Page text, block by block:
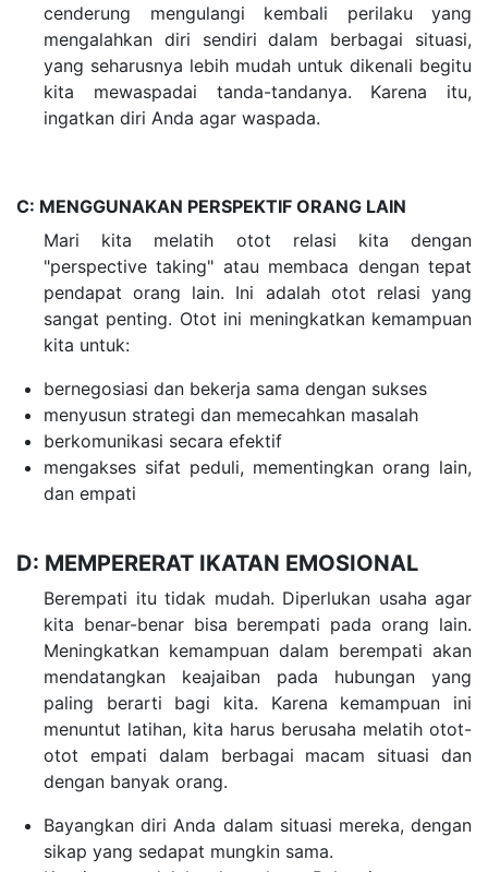
cenderung mengulangi kembali perilaku yang
mengalahkan diri sendiri dalam berbagai situasi,
yang seharusnya lebih mudah untuk dikenali begitu
kita mewaspadai tanda-tandanya. Karena itu,
ingatkan diri Anda agar waspada.
C: MENGGUNAKAN PERSPEKTIF ORANG LAIN
Mari kita melatih otot relasi kita dengan
"perspective taking" atau membaca dengan tepat
pendapat orang lain. Ini adalah otot relasi yang
sangat penting. Otot ini meningkatkan kemampuan
kita untuk:
bernegosiasi dan bekerja sama dengan sukses
menyusun strategi dan memecahkan masalah
berkomunikasi secara efektif
mengakses sifat peduli, mementingkan orang lain,
dan empati
D: MEMPERERAT IKATAN EMOSIONAL
Berempati itu tidak mudah. Diperlukan usaha agar
kita benar-benar bisa berempati pada orang lain.
Meningkatkan kemampuan dalam berempati akan
mendatangkan keajaiban pada hubungan yang
paling berarti bagi kita. Karena kemampuan ini
menuntut latihan, kita harus berusaha melatih otot-
otot empati dalam berbagai macam situasi dan
dengan banyak orang.
Bayangkan diri Anda dalam situasi mereka, dengan
sikap yang sedapat mungkin sama.